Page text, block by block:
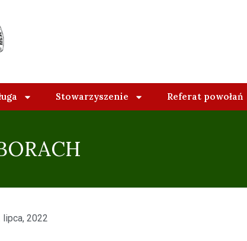
Stowarzyszenie Referat powołań
lipca, 2022